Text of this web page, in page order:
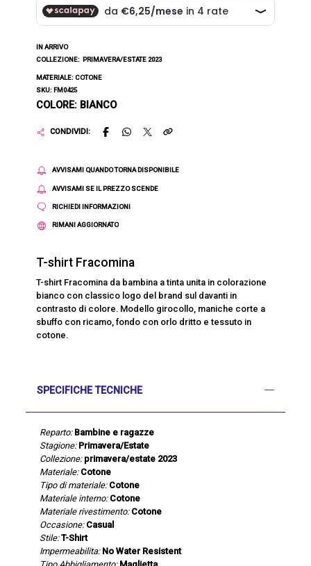
IN ARRIVO
COLLEZIONE: PRIMAVERA/ESTATE 2023
MATERIALE: COTONE
SKU: FM0425
COLORE: BIANCO
CONDIVIDI:
AVVISAMI QUANDO TORNA DISPONIBILE
AVVISAMI SE IL PREZZO SCENDE
RICHIEDI INFORMAZIONI
RIMANI AGGIORNATO
T-shirt Fracomina
T-shirt Fracomina da bambina a tinta unita in colorazione
bianco con classico logo del brand sul davanti in
contrasto di colore. Modello girocollo, maniche corte a
sbuffo con ricamo, fondo con orlo dritto e tessuto in
cotone.
SPECIFICHE TECNICHE
Reparto: Bambine e ragazze
Stagione: Primavera/Estate
Collezione: primavera/estate 2023
Materiale: Cotone
Tipo di materiale: Cotone
Materiale interno: Cotone
Materiale rivestimento: Cotone
Occasione: Casual
Stile: T-Shirt
Impermeabilita: No Water Resistent